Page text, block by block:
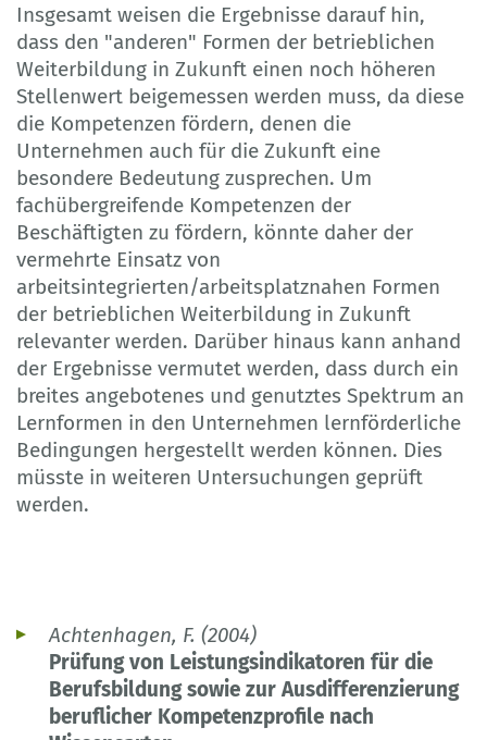
Insgesamt weisen die Ergebnisse darauf hin,
dass den "anderen" Formen der betrieblichen
Weiterbildung in Zukunft einen noch höheren
Stellenwert beigemessen werden muss, da diese
die Kompetenzen fördern, denen die
Unternehmen auch für die Zukunft eine
besondere Bedeutung zusprechen. Um
fachübergreifende Kompetenzen der
Beschäftigten zu fördern, könnte daher der
vermehrte Einsatz von
arbeitsintegrierten/arbeitsplatznahen Formen
der betrieblichen Weiterbildung in Zukunft
relevanter werden. Darüber hinaus kann anhand
der Ergebnisse vermutet werden, dass durch ein
breites angebotenes und genutztes Spektrum an
Lernformen in den Unternehmen lernförderliche
Bedingungen hergestellt werden können. Dies
müsste in weiteren Untersuchungen geprüft
werden.
Achtenhagen, F. (2004)
Prüfung von Leistungsindikatoren für die
Berufsbildung sowie zur Ausdifferenzierung
beruflicher Kompetenzprofile nach